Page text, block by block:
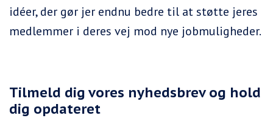
idéer, der gør jer endnu bedre til at støtte jeres
medlemmer i deres vej mod nye jobmuligheder.
Tilmeld dig vores nyhedsbrev og hold
dig opdateret